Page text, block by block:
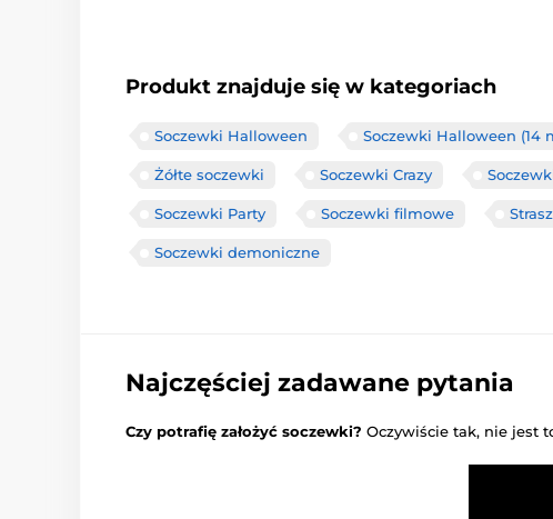
Produkt znajduje się w kategoriach
Soczewki Halloween Soczewki Halloween (14
Żółte soczewki Soczewki Crazy
Soczewki Party Soczewki filmowe
Soczewki demoniczne
Najczęściej zadawane pytania
Czy potrafię założyć soczewki? Oczywiście tak, nie jest